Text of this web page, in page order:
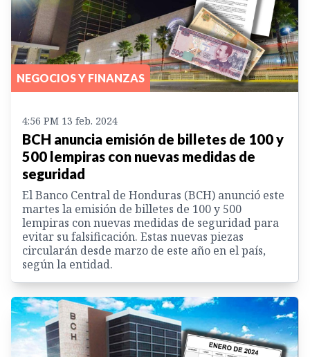
NEGOCIOS Y FINANZAS
4:56 PM 13 feb. 2024
BCH anuncia emisión de billetes de 100 y
500 lempiras con nuevas medidas de
seguridad
El Banco Central de Honduras (BCH) anunció este
martes la emisión de billetes de 100 y 500
lempiras con nuevas medidas de seguridad para
evitar su falsificación. Estas nuevas piezas
circularán desde marzo de este año en el país,
según la entidad.